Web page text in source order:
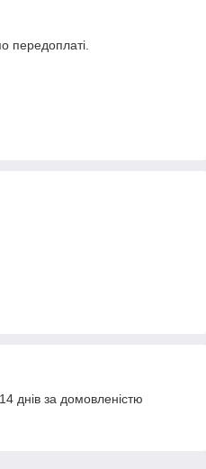
передоплаті.
днів за домовленістю